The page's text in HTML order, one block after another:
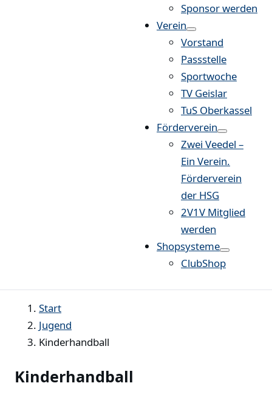
Sponsor werden
Verein
Vorstand
Passstelle
Sportwoche
TV Geislar
TuS Oberkassel
Förderverein
Zwei Veedel –
Ein Verein.
Förderverein
der HSG
2V1V Mitglied
werden
Shopsysteme
ClubShop
Start
Jugend
Kinderhandball
Kinderhandball